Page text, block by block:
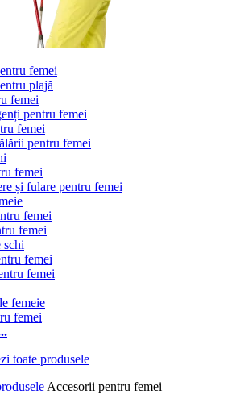
femei
plajă
femei
pentru femei
femei
pentru femei
femei
și fulare pentru femei
femei
femei
schi
femei
femei
femeie
femei
Accesorii pentru femei